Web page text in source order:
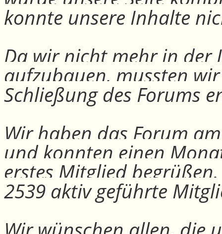
konnte unsere Inhalte
Da wir nicht mehr in der
aufzubauen, mussten
Schließung des Forums
Wir haben das Forum
und konnten einen
erstes Mitglied
2539 aktiv geführte